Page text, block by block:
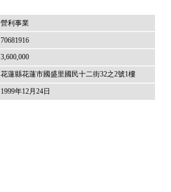
營利事業
70681916
3,600,000
花蓮縣花蓮市國盛里國民十二街32之2號1樓
1999年12月24日